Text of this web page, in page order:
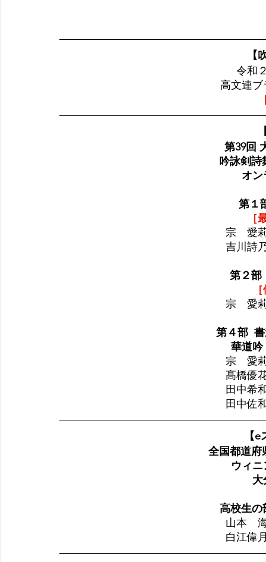
【
令和
高文連
第39回
吟詠剣
オ
第１
［
宗　愛
吉川詩
第２
宗　愛
第４部
華道吟
宗　愛
髙橋優
田中希
田中佐
【
全国都道
ウィ
大
高校生の
山本　
白江偉